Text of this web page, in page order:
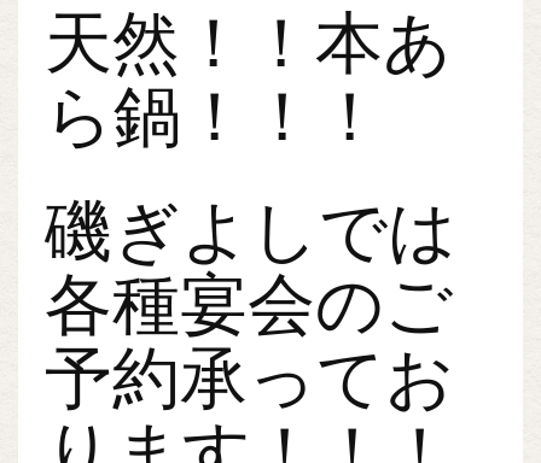
天然！！本あ
ら鍋！！！
磯ぎよしでは
各種宴会のご
予約承ってお